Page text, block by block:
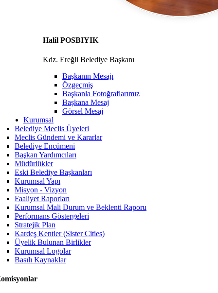
Halil POSBIYIK
Kdz. Ereğli Belediye Başkanı
Başkanın Mesajı
Özgeçmiş
Başkanla Fotoğraflarımız
Başkana Mesaj
Görsel Mesaj
Kurumsal
Belediye Meclis Üyeleri
Meclis Gündemi ve Kararlar
Belediye Encümeni
Başkan Yardımcıları
Müdürlükler
Eski Belediye Başkanları
Kurumsal Yapı
Misyon - Vizyon
Faaliyet Raporları
Kurumsal Mali Durum ve Beklenti Raporu
Performans Göstergeleri
Stratejik Plan
Kardeş Kentler (Sister Cities)
Üyelik Bulunan Birlikler
Kurumsal Logolar
Basılı Kaynaklar